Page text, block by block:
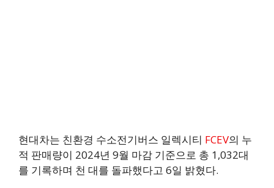
현대차는 친환경 수소전기버스 일렉시티 FCEV의 누
적 판매량이 2024년 9월 마감 기준으로 총 1,032대
를 기록하며 천 대를 돌파했다고 6일 밝혔다.